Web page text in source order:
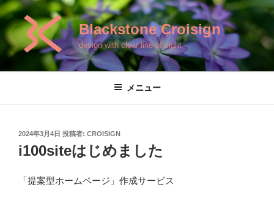
コ
ン
ン
Blackstone Croisign
design with clear line of sight
メニュー
投
稿
日:
2024年3月4日 投稿者: CROISIGN
i100siteはじめました
「提案型ホームページ」作成サービス